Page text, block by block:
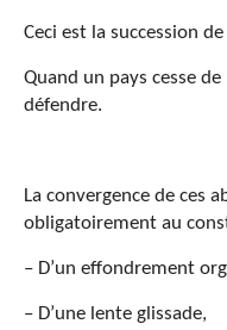
Ceci est la succession
Quand un pays cesse
défendre.
La convergence de ces
obligatoirement au
– D’un effondrement
– D’une lente glissade,